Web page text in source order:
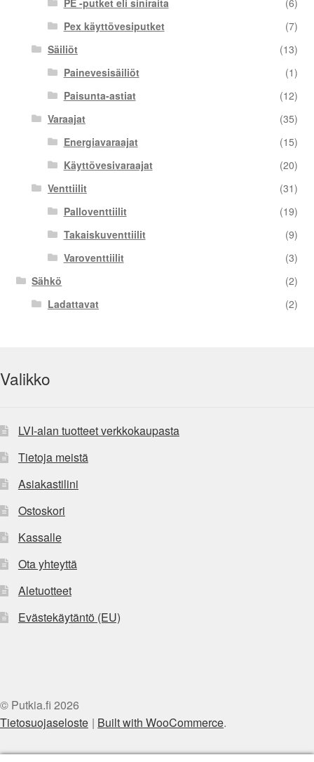
PE -putket eli siniraita
(6)
Pex käyttövesiputket
(7)
Säiliöt
(13)
Painevesisäiliöt
(1)
Paisunta-astiat
(12)
Varaajat
(35)
Energiavaraajat
(15)
Käyttövesivaraajat
(20)
Venttiilit
(31)
Palloventtiilit
(19)
Takaiskuventtiilit
(9)
Varoventtiilit
(3)
Sähkö
(2)
Ladattavat
(2)
Valikko
LVI-alan tuotteet verkkokaupasta
Tietoja meistä
Asiakastilini
Ostoskori
Kassalle
Ota yhteyttä
Aletuotteet
Evästekäytäntö (EU)
© Putkia.fi 2026
Tietosuojaseloste
Built with WooCommerce.